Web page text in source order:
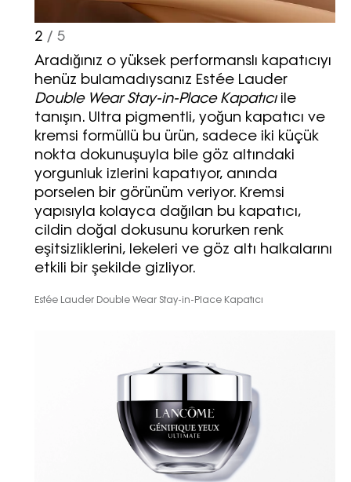
2 / 5
Aradığınız o yüksek performanslı kapatıcıyı
henüz bulamadıysanız Estée Lauder
Double Wear Stay-in-Place Kapatıcı ile
tanışın. Ultra pigmentli, yoğun kapatıcı ve
kremsi formüllü bu ürün, sadece iki küçük
nokta dokunuşuyla bile göz altındaki
yorgunluk izlerini kapatıyor, anında
porselen bir görünüm veriyor. Kremsi
yapısıyla kolayca dağılan bu kapatıcı,
cildin doğal dokusunu korurken renk
eşitsizliklerini, lekeleri ve göz altı halkalarını
etkili bir şekilde gizliyor.
Estée Lauder Double Wear Stay-in-Place Kapatıcı